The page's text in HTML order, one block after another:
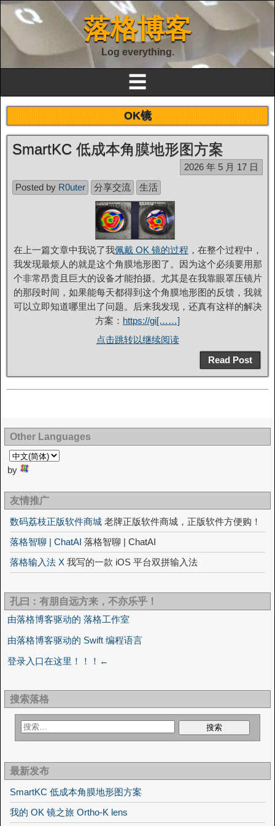
落格博客
Log everything.
☰
OK镜
SmartKC 低成本角膜地形图方案
2026 年 5 月 17 日
Posted by R0uter 分享交流 生活
在上一篇文章中我说了我佩戴 OK 镜的过程 ，在整个过程中，
我发现最烦人的就是这个角膜地形图了。因为这个必须要用那
个非常昂贵且巨大的设备才能拍摄。尤其是在我靠眼罩压镜片
的那段时间，如果能每天都得到这个角膜地形图的反馈，我就
可以立即知道哪里出了问题。后来我发现，还真有这样的解决
方案： https://gi[……]
点击跳转以继续阅读
Read Post
Other Languages
by
友情推广
数码荔枝正版软件商城 老牌正版软件商城，正版软件方便购！
落格智聊 | ChatAI 落格智聊 | ChatAI
落格输入法 X 我写的一款 iOS 平台双拼输入法
孔曰：有朋自远方来，不亦乐乎！
由落格博客驱动的 落格工作室
由落格博客驱动的 Swift 编程语言
登录入口在这里！！！←
搜索落格
最新发布
SmartKC 低成本角膜地形图方案
我的 OK 镜之旅 Ortho-K lens